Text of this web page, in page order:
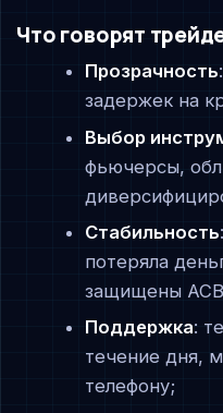
Что говорят
Прозрачность
задержек на
Выбор
фьючерсы,
Стабильность
потеряла
защищены
Поддержка:
течение дня,
телефону;